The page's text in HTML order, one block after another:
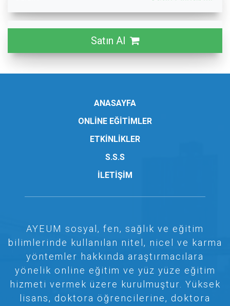
Satın Al
ANASAYFA
ONLİNE EĞİTİMLER
ETKİNLİKLER
S.S.S
İLETİŞİM
AYEUM sosyal, fen, sağlık ve eğitim
bilimlerinde kullanılan nitel, nicel ve karma
yöntemler hakkında araştırmacılara
yönelik online eğitim ve yüz yüze eğitim
hizmeti vermek üzere kurulmuştur. Yüksek
lisans, doktora öğrencilerine, doktora